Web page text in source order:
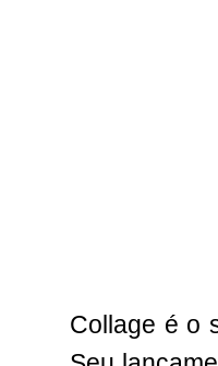
Collage é o